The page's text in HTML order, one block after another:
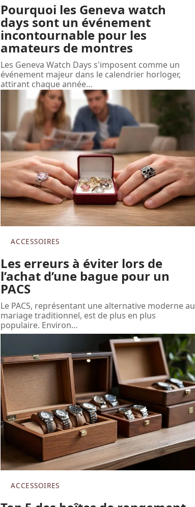
Pourquoi les Geneva watch
days sont un événement
incontournable pour les
amateurs de montres
Les Geneva Watch Days s'imposent comme un
événement majeur dans le calendrier horloger,
attirant chaque année…
ACCESSOIRES
Les erreurs à éviter lors de
l’achat d’une bague pour un
PACS
Le PACS, représentant une alternative moderne au
mariage traditionnel, est de plus en plus
populaire. Environ…
ACCESSOIRES